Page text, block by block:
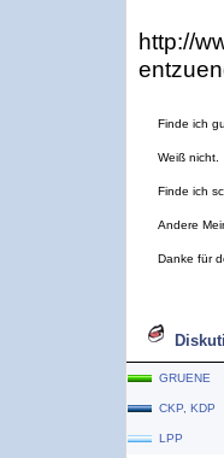
http://
Finde ich
Weiß nicht.
Finde ich
Andere
Danke für
GRUENE
CKP, KDP
LPP